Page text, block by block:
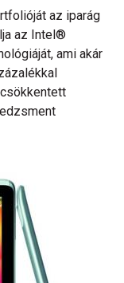
az iparág
az Intel®
ami akár